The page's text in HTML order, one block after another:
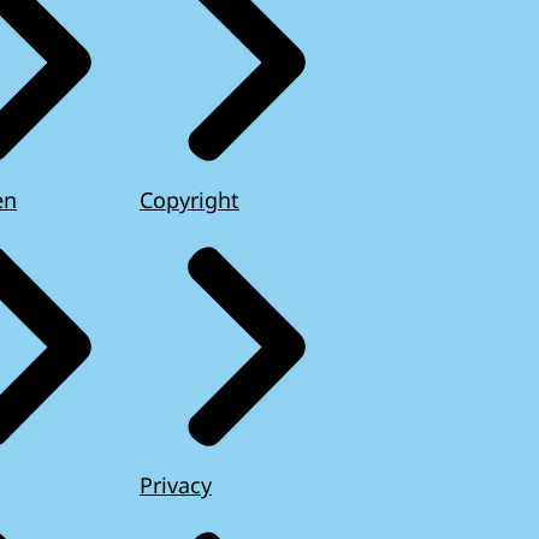
Copyright
Privacy